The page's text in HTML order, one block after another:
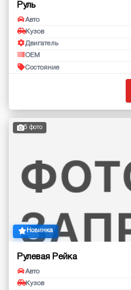
Руль
Авто
Кузов
Двигатель
OEM
Состояние
5 фото
Новинка
Рулевая Рейка
Авто
Кузов